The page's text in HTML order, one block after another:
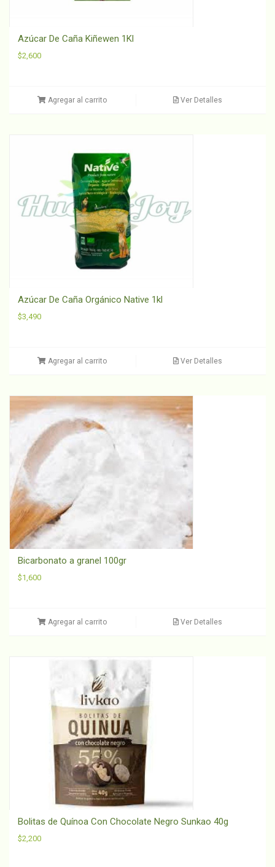
Azúcar De Caña Kiñewen 1Kl
$2,600
Agregar al carrito Ver Detalles
Azúcar De Caña Orgánico Native 1kl
$3,490
Agregar al carrito Ver Detalles
Bicarbonato a granel 100gr
$1,600
Agregar al carrito Ver Detalles
Bolitas de Quínoa Con Chocolate Negro Sunkao 40g
$2,200